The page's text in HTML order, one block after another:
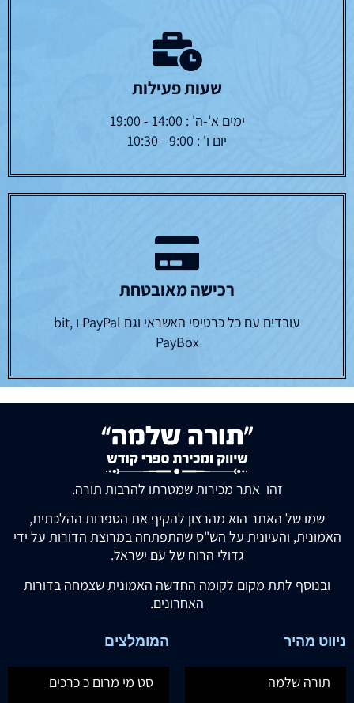
שעות פעילות
ימים א'-ה' : 14:00 - 19:00
יום ו' : 9:00 - 10:30
רכישה מאובטחת
עובדים עם כל כרטיסי האשראי וגם PayPal ו bit,
PayBox
זהו אתר מכירות שמטרתו להרבות תורה.
שמו של האתר הוא מהרצון להקיף את הספרות ההלכתית,
האמונית, והעיונית על הש"ס שהתפתחה במרוצת הדורות על ידי
גדולי הרוח של עם ישראל.
ובנוסף לתת מקום לקומה החדשה האמונית שצמחה בדורות
האחרונים.
ניווט מהיר
תורה שלמה
המומלצים
סט מי מרום כ כרכים